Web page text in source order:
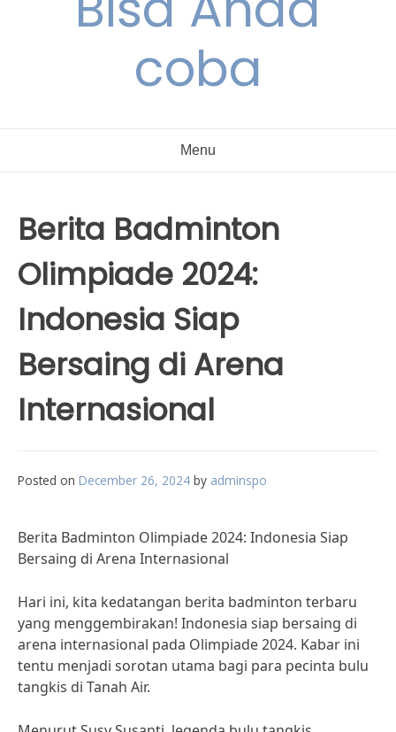
coba
Menu
Berita Badminton
Olimpiade 2024:
Indonesia Siap
Bersaing di Arena
Internasional
Posted on December 26, 2024 by adminspo
Berita Badminton Olimpiade 2024: Indonesia Siap
Bersaing di Arena Internasional
Hari ini, kita kedatangan berita badminton terbaru
yang menggembirakan! Indonesia siap bersaing di
arena internasional pada Olimpiade 2024. Kabar ini
tentu menjadi sorotan utama bagi para pecinta bulu
tangkis di Tanah Air.